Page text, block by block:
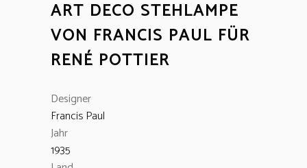
ART DECO STEHLAMPE
VON FRANCIS PAUL FÜR
RENÉ POTTIER
Designer
Francis Paul
Jahr
1935